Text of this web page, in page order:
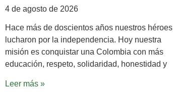
4 de agosto de 2026
Hace más de doscientos años nuestros héroes
lucharon por la independencia. Hoy nuestra
misión es conquistar una Colombia con más
educación, respeto, solidaridad, honestidad y
Leer más »